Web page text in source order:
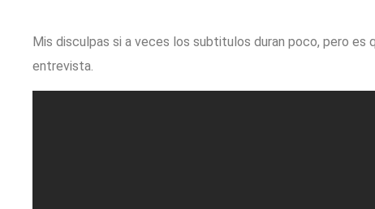
Mis disculpas si a veces los subtitulos duran poco, pero es
entrevista.